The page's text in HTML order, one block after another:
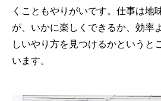
くこともやりがいです。仕事は地
が、いかに楽しくできるか、効率
しいやり方を見つけるかというと
います。